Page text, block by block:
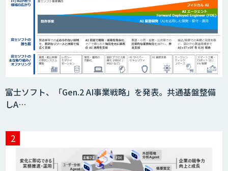
「AI課題の⽬利き」コンサルティングサ
ービス
タ収集・作成
富士ソフト、「Gen.2 AI事業戦略」を発表。共通基盤整備
しA…